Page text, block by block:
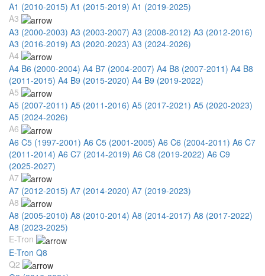
A1 (2010-2015) A1 (2015-2019) A1 (2019-2025)
A3
A3 (2000-2003) A3 (2003-2007) A3 (2008-2012) A3 (2012-2016)
A3 (2016-2019) A3 (2020-2023) A3 (2024-2026)
A4
A4 B6 (2000-2004) A4 B7 (2004-2007) A4 B8 (2007-2011) A4 B8
(2011-2015) A4 B9 (2015-2020) A4 B9 (2019-2022)
A5
A5 (2007-2011) A5 (2011-2016) A5 (2017-2021) A5 (2020-2023)
A5 (2024-2026)
A6
A6 C5 (1997-2001) A6 C5 (2001-2005) A6 C6 (2004-2011) A6 C7
(2011-2014) A6 C7 (2014-2019) A6 C8 (2019-2022) A6 C9
(2025-2027)
A7
A7 (2012-2015) A7 (2014-2020) A7 (2019-2023)
A8
A8 (2005-2010) A8 (2010-2014) A8 (2014-2017) A8 (2017-2022)
A8 (2023-2025)
E-Tron
E-Tron Q8
Q2